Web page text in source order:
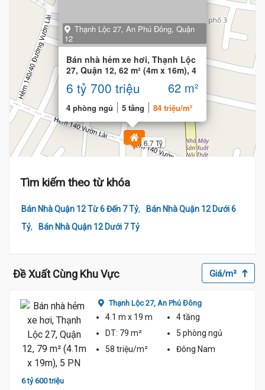
6.7 Tỷ
Thạnh Lộc 27, An Phú Đông, Quận
12
Bán nhà hẻm xe hơi, Thạnh Lộc
27, Quận 12, 62 m² (4m x 16m), 4
6 tỷ 700 triệu 62 m²
4 phòng ngủ 5 tầng 84 triệu/m²
Tìm kiếm theo từ khóa
Bán Nhà Quận 12 Từ 6 Đến 7 Tỷ,
Bán Nhà Quận 12 Dưới 6
Tỷ, Bán Nhà Quận 12 Dưới 7 Tỷ
Đề Xuất Cùng Khu Vực Giá/m²
6 tỷ 600 triệu
Thạnh Lộc 27, An Phú Đông
4.1 m x 19 m
4 tầng
DT: 79 m² 5 phòng ngủ
58 triệu/m²
Đông Nam